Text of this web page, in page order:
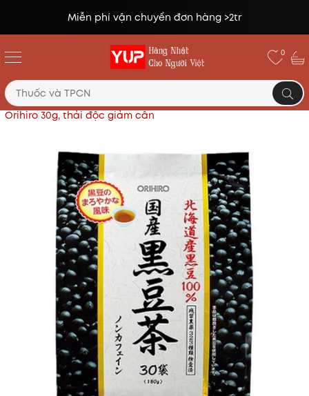
Miễn phí vận chuyển đơn hàng >2tr
0
Trang chủ Đồ uống, rượu, bánh kẹo.
Trà đậu đen
Orihiro 30g, thải độc giảm cân